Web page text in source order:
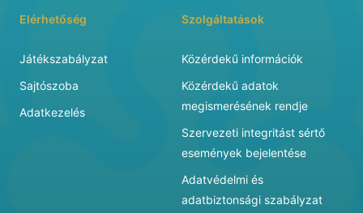
Elérhetőség
Játékszabályzat
Sajtószoba
Adatkezelés
Szolgáltatások
Közérdekű információk
Közérdekű adatok
megismerésének rendje
Szervezeti integritást sértő
események bejelentése
Adatvédelmi és
adatbiztonsági szabályzat